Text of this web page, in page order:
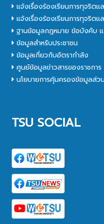
แจ้งเรื่องร้องเรียนการทุจริต
แจ้งเรื่องร้องเรียนการทุจริต
ฐานข้อมูลกฎหมาย ข้อบังคับ แ
ข้อมูลสำหรับประชาชน
ข้อมูลเกี่ยวกับอัตรากำลัง
ศูนย์ข้อมูลข่าวสารของราชก
นโยบายการคุ้มครองข้อมูลส่
TSU SOCIAL